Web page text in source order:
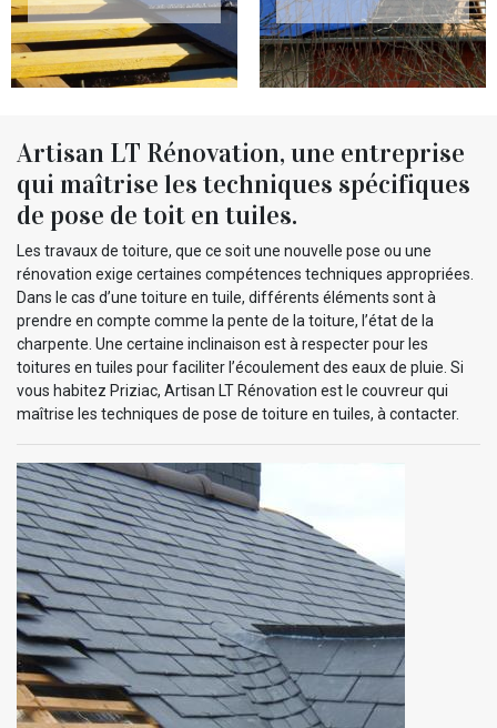
Artisan LT Rénovation, une entreprise
qui maîtrise les techniques spécifiques
de pose de toit en tuiles.
Les travaux de toiture, que ce soit une nouvelle pose ou une
rénovation exige certaines compétences techniques appropriées.
Dans le cas d’une toiture en tuile, différents éléments sont à
prendre en compte comme la pente de la toiture, l’état de la
charpente. Une certaine inclinaison est à respecter pour les
toitures en tuiles pour faciliter l’écoulement des eaux de pluie. Si
vous habitez Priziac, Artisan LT Rénovation est le couvreur qui
maîtrise les techniques de pose de toiture en tuiles, à contacter.